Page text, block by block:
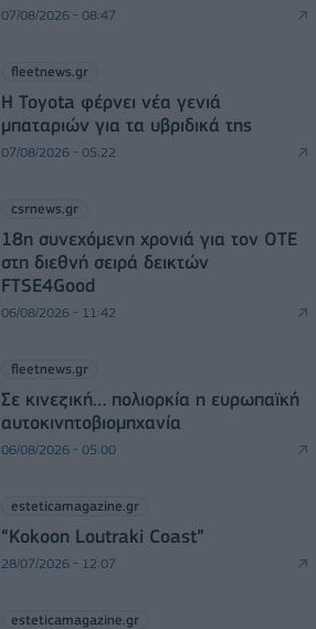
07/08/2026 - 08:47
fleetnews.gr
Η Toyota φέρνει νέα γενιά
μπαταριών για τα υβριδικά της
07/08/2026 - 05:22
csrnews.gr
18η συνεχόμενη χρονιά για τον ΟΤΕ
στη διεθνή σειρά δεικτών
FTSE4Good
06/08/2026 - 11:42
fleetnews.gr
Σε κινεζική… πολιορκία η ευρωπαϊκή
αυτοκινητοβιομηχανία
06/08/2026 - 05:00
esteticamagazine.gr
“Kokoon Loutraki Coast”
28/07/2026 - 12:07
esteticamagazine.gr